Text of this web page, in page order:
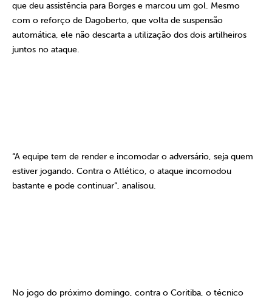
que deu assistência para Borges e marcou um gol. Mesmo
com o reforço de Dagoberto, que volta de suspensão
automática, ele não descarta a utilização dos dois artilheiros
juntos no ataque.
“A equipe tem de render e incomodar o adversário, seja quem
estiver jogando. Contra o Atlético, o ataque incomodou
bastante e pode continuar”, analisou.
No jogo do próximo domingo, contra o Coritiba, o técnico